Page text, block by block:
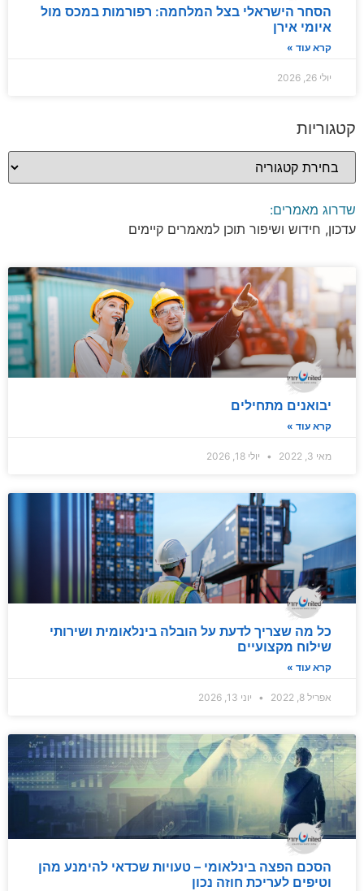
הסחר הישראלי בצל המלחמה: רפורמות במכס מול
איומי אירן
קרא עוד »
יולי 26, 2026
קטגוריות
שדרוג מאמרים:
עדכון, חידוש ושיפור תוכן למאמרים קיימים
יבואנים מתחילים
קרא עוד »
מאי 3, 2022 יולי 18, 2026
כל מה שצריך לדעת על הובלה בינלאומית ושירותי
שילוח מקצועיים
קרא עוד »
אפריל 8, 2022 יוני 13, 2026
הסכם הפצה בינלאומי – טעויות שכדאי להימנע מהן
וטיפים לעריכת חוזה נכון